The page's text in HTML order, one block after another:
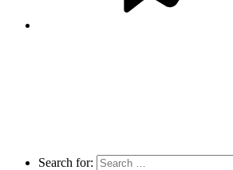
Search for: